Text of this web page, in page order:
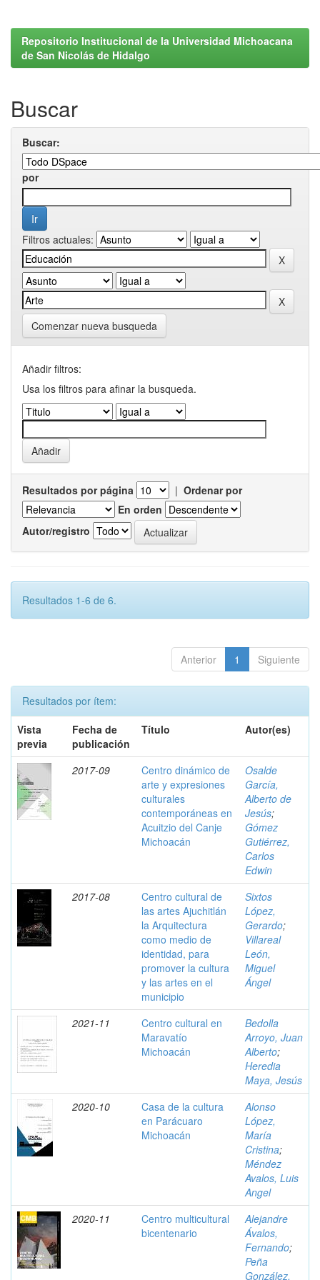
Repositorio Institucional de la Universidad Michoacana
de San Nicolás de Hidalgo
Buscar
Buscar:
por
Filtros actuales:
Comenzar nueva busqueda
Añadir filtros:
Usa los filtros para afinar la busqueda.
Resultados por página | Ordenar por
En orden
Autor/registro
Resultados 1-6 de 6.
Anterior 1 Siguiente
Resultados por ítem:
Vista
previa
Fecha de
publicación
Título Autor(es)
2017-09
Centro dinámico de
arte y expresiones
culturales
contemporáneas en
Acuitzio del Canje
Michoacán
Osalde
García,
Alberto de
Jesús;
Gómez
Gutiérrez,
Carlos
Edwin
2017-08
Centro cultural de
las artes Ajuchitlán
la Arquitectura
como medio de
identidad, para
promover la cultura
y las artes en el
municipio
Sixtos
López,
Gerardo;
Villareal
León,
Miguel
Ángel
2021-11
Centro cultural en
Maravatío
Michoacán
Bedolla
Arroyo, Juan
Alberto;
Heredia
Maya, Jesús
2020-10
Casa de la cultura
en Parácuaro
Michoacán
Alonso
López,
María
Cristina;
Méndez
Avalos, Luis
Angel
2020-11
Centro multicultural
bicentenario
Alejandre
Ávalos,
Fernando;
Peña
González,